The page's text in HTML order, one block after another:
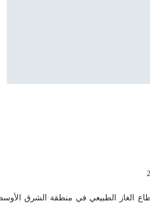
الغاز الطبيعي في منطقة الشرق